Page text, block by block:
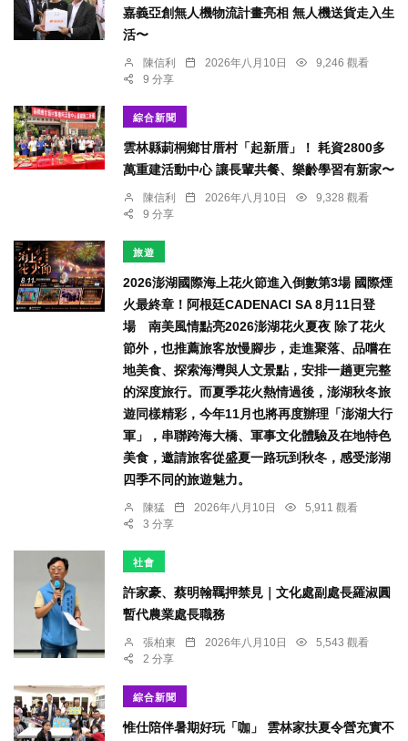
嘉義亞創無人機物流計畫亮相 無人機送貨走入生
活〜
陳信利 2026年八月10日
9,246 觀看
9 分享
綜合新聞
雲林縣莿桐鄉甘厝村「起新厝」！ 耗資2800多
萬重建活動中心 讓長輩共餐、樂齡學習有新家〜
陳信利 2026年八月10日
9,328 觀看
9 分享
旅遊
2026澎湖國際海上花火節進入倒數第3場 國際煙
火最終章！阿根廷CADENACI SA 8月11日登
場 南美風情點亮2026澎湖花火夏夜 除了花火
節外，也推薦旅客放慢腳步，走進聚落、品嚐在
地美食、探索海灣與人文景點，安排一趟更完整
的深度旅行。而夏季花火熱情過後，澎湖秋冬旅
遊同樣精彩，今年11月也將再度辦理「澎湖大行
軍」，串聯跨海大橋、軍事文化體驗及在地特色
美食，邀請旅客從盛夏一路玩到秋冬，感受澎湖
四季不同的旅遊魅力。
陳猛 2026年八月10日
5,911 觀看
3 分享
社會
許家豪、蔡明翰羈押禁見｜文化處副處長羅淑圓
暫代農業處長職務
張柏東 2026年八月10日
5,543 觀看
2 分享
綜合新聞
惟仕陪伴暑期好玩「咖」 雲林家扶夏令營充實不